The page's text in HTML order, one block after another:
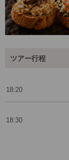
ツアー行程
18:20
18:30